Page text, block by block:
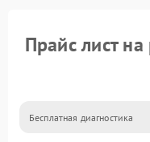
Прайс лист
Бесплатная диагностика